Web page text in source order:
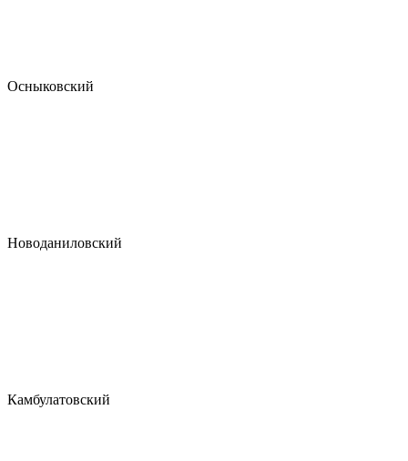
Осныковский
Новоданиловский
Камбулатовский